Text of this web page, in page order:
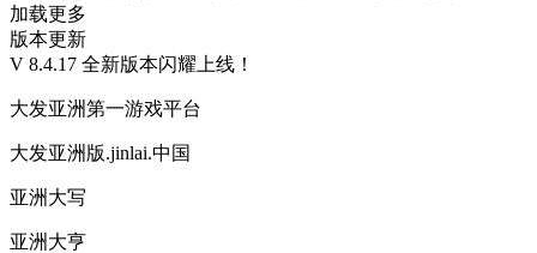
加载更多
版本更新
V 8.4.17 全新版本闪耀上线！
大发亚洲第一游戏平台
大发亚洲版.jinlai.中国
亚洲大写
亚洲大亨